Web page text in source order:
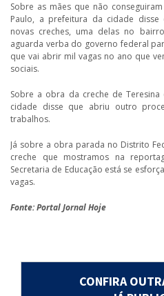
Sobre as mães que não
Paulo, a prefeitura da cidade
novas creches, uma delas no
aguarda verba do governo federal
que vai abrir mil vagas no ano que
sociais.
Sobre a obra da creche de
cidade disse que abriu outro
trabalhos.
Já sobre a obra parada no Distrito
creche que mostramos na
Secretaria de Educação está se
vagas.
Fonte: Portal Jornal Hoje
CONFIRA